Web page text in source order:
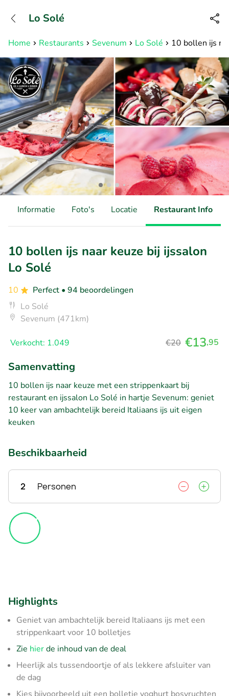
Bereikbaar tot 23:00 uur
Home Restaurants Sevenum Lo Solé 10 bollen ijs
Lo Solé
Informatie Foto's Locatie Restaurant Info
10 bollen ijs naar keuze bij ijssalon
Lo Solé
10 Perfect • 94 beoordelingen
Lo Solé
Sevenum (471km)
Verkocht: 1.049 €20 €13,95
Samenvatting
10 bollen ijs naar keuze met een strippenkaart bij
restaurant en ijssalon Lo Solé in hartje Sevenum: geniet
10 keer van ambachtelijk bereid Italiaans ijs uit eigen
keuken
Beschikbaarheid
2 Personen
Highlights
Geniet van ambachtelijk bereid Italiaans ijs met een
strippenkaart voor 10 bolletjes
Zie hierde inhoud van de deal
Heerlijk als tussendoortje of als lekkere afsluiter van
de dag